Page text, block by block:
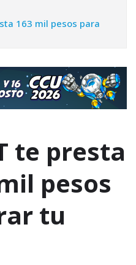
163 mil pesos para
te presta
pesos
tu